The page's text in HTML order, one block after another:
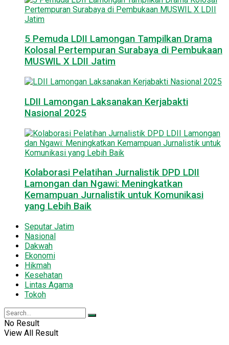
5 Pemuda LDII Lamongan Tampilkan Drama
Kolosal Pertempuran Surabaya di Pembukaan
MUSWIL X LDII Jatim
LDII Lamongan Laksanakan Kerjabakti
Nasional 2025
Kolaborasi Pelatihan Jurnalistik DPD LDII
Lamongan dan Ngawi: Meningkatkan
Kemampuan Jurnalistik untuk Komunikasi
yang Lebih Baik
Seputar Jatim
Nasional
Dakwah
Ekonomi
Hikmah
Kesehatan
Lintas Agama
Tokoh
No Result
View All Result